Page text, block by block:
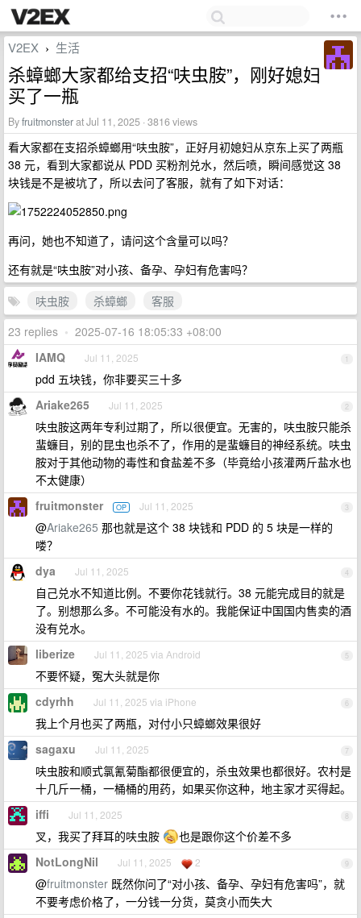
V2EX › 生活
杀蟑螂大家都给支招“呋虫胺”，刚好媳妇
买了一瓶
Byfruitmonsterat Jul 11, 2025 · 3816 views
看大家都在支招杀蟑螂用“呋虫胺”，正好月初媳妇从京东上买了两瓶
38 元，看到大家都说从 PDD 买粉剂兑水，然后喷，瞬间感觉这 38
块钱是不是被坑了，所以去问了客服，就有了如下对话：
再问，她也不知道了，请问这个含量可以吗？
还有就是“呋虫胺”对小孩、备孕、孕妇有危害吗？
呋虫胺
杀蟑螂
客服
23 replies • 2025-07-16 18:05:33 +08:00
1
IAMQ Jul 11, 2025
pdd 五块钱，你非要买三十多
2
Ariake265 Jul 11, 2025
呋虫胺这两年专利过期了，所以很便宜。无害的，呋虫胺只能杀
蜚蠊目，别的昆虫也杀不了，作用的是蜚蠊目的神经系统。呋虫
胺对于其他动物的毒性和食盐差不多（毕竟给小孩灌两斤盐水也
不太健康）
3
fruitmonster OP Jul 11, 2025
@Ariake265 那也就是这个 38 块钱和 PDD 的 5 块是一样的
喽？
4
dya Jul 11, 2025
自己兑水不知道比例。不要你花钱就行。38 元能完成目的就是
了。别想那么多。不可能没有水的。我能保证中国国内售卖的酒
没有兑水。
5
liberize Jul 11, 2025 via Android
不要怀疑，冤大头就是你
6
cdyrhh Jul 11, 2025 via iPhone
我上个月也买了两瓶，对付小只蟑螂效果很好
7
sagaxu Jul 11, 2025
呋虫胺和顺式氯氰菊酯都很便宜的，杀虫效果也都很好。农村是
十几斤一桶，一桶桶的用药，如果买你这种，地主家才买得起。
8
iffi Jul 11, 2025
叉，我买了拜耳的呋虫胺 也是跟你这个价差不多
9
NotLongNil Jul 11, 2025 2
@fruitmonster 既然你问了“对小孩、备孕、孕妇有危害吗”，就
不要考虑价格了，一分钱一分货，莫贪小而失大